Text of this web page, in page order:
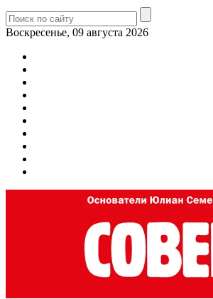
Воскресенье, 09 августа 2026